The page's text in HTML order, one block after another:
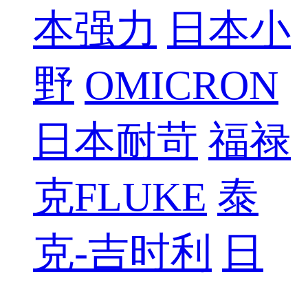
本强力 日本小
野 OMICRON
日本耐苛 福禄
克FLUKE 泰
克-吉时利
日